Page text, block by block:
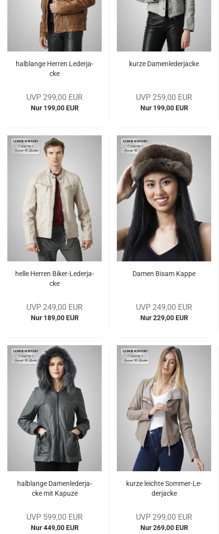
halb­lan­ge Her­ren Le­der­ja­
cke
UVP 299,00 EUR
Nur 199,00 EUR
kurze Da­men­le­der­ja­cke
UVP 259,00 EUR
Nur 199,00 EUR
helle Her­ren Biker-​​Le­der­ja­
cke
UVP 249,00 EUR
Nur 189,00 EUR
Damen Bisam Kappe
UVP 249,00 EUR
Nur 229,00 EUR
halb­lan­ge Da­men­le­der­ja­
cke mit Ka­pu­ze
UVP 599,00 EUR
Nur 449,00 EUR
kurze leich­te Sommer-​​Le­
der­ja­cke
UVP 299,00 EUR
Nur 269,00 EUR